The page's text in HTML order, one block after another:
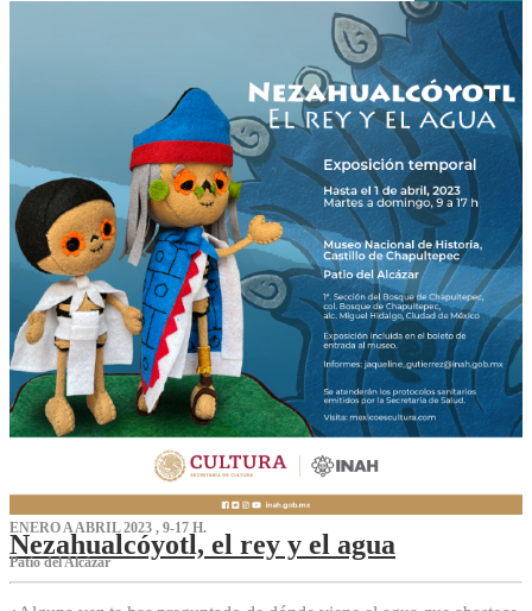
ENERO A ABRIL 2023 , 9-17 H.
Nezahualcóyotl, el rey y el agua
Patio del Alcázar